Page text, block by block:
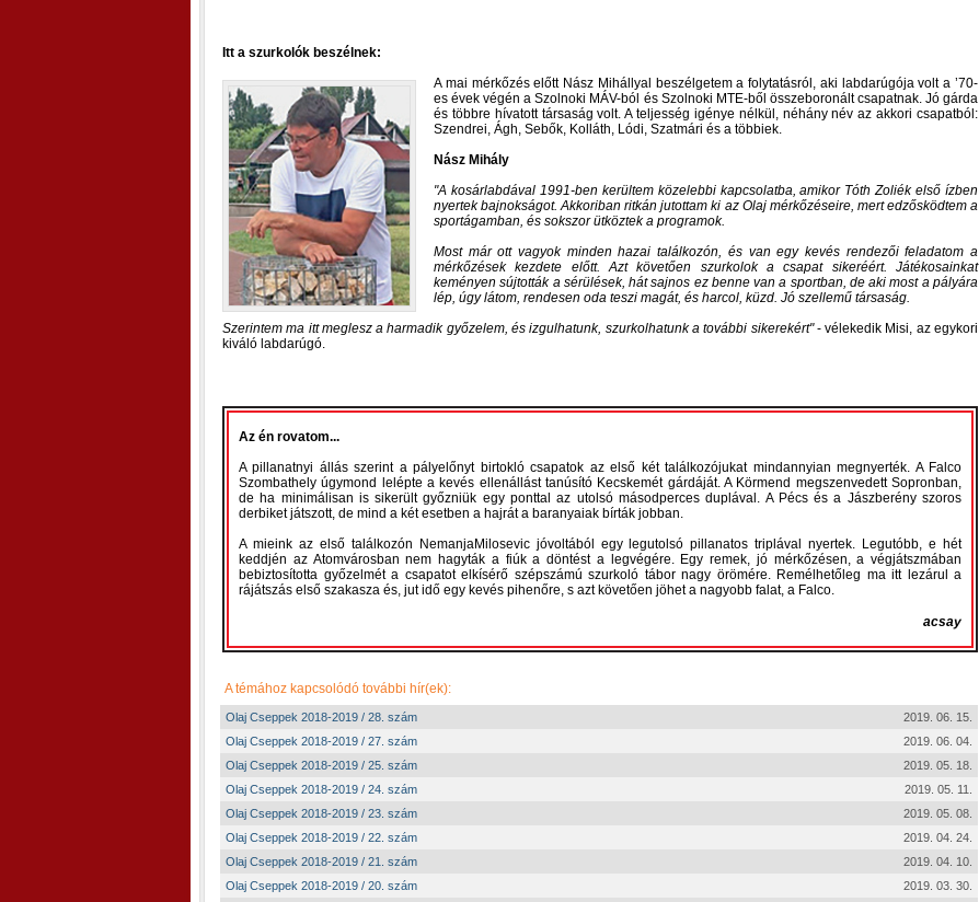
Itt a szurkolók beszélnek:
A mai mérkőzés előtt Nász Mihállyal beszélgetem a folytatásról, aki labdarúgója volt a ’70-
es évek végén a Szolnoki MÁV-ból és Szolnoki MTE-ből összeboronált csapatnak. Jó gárda
és többre hívatott társaság volt. A teljesség igénye nélkül, néhány név az akkori csapatból:
Szendrei, Ágh, Sebők, Kolláth, Lódi, Szatmári és a többiek.
Nász Mihály
A kosárlabdával 1991-ben kerültem közelebbi kapcsolatba, amikor Tóth Zoliék első ízben
nyertek bajnokságot. Akkoriban ritkán jutottam ki az Olaj mérkőzéseire, mert edzősködtem a
sportágamban, és sokszor ütköztek a programok.
Most már ott vagyok minden hazai találkozón, és van egy kevés rendezői feladatom a
mérkőzések kezdete előtt. Azt követően szurkolok a csapat sikeréért. Játékosainkat
keményen sújtották a sérülések, hát sajnos ez benne van a sportban, de aki most a pályára
lép, úgy látom, rendesen oda teszi magát, és harcol, küzd. Jó szellemű társaság.
Szerintem ma itt meglesz a harmadik győzelem, és izgulhatunk, szurkolhatunk a további sikerekért - vélekedik Misi, az egykori
kiváló labdarúgó.
Az én rovatom...
A pillanatnyi állás szerint a pályelőnyt birtokló csapatok az első két találkozójukat mindannyian megnyerték. A Falco
Szombathely úgymond lelépte a kevés ellenállást tanúsító Kecskemét gárdáját. A Körmend megszenvedett Sopronban,
de ha minimálisan is sikerült győzniük egy ponttal az utolsó másodperces duplával. A Pécs és a Jászberény szoros
derbiket játszott, de mind a két esetben a hajrát a baranyaiak bírták jobban.
A mieink az első találkozón NemanjaMilosevic jóvoltából egy legutolsó pillanatos triplával nyertek. Legutóbb, e hét
keddjén az Atomvárosban nem hagyták a fiúk a döntést a legvégére. Egy remek, jó mérkőzésen, a végjátszmában
bebiztosította győzelmét a csapatot elkísérő szépszámú szurkoló tábor nagy örömére. Remélhetőleg ma itt lezárul a
rájátszás első szakasza és, jut idő egy kevés pihenőre, s azt követően jöhet a nagyobb falat, a Falco.
acsay
A témához kapcsolódó további hír(ek):
Olaj Cseppek 2018-2019 / 28. szám
2019. 06. 15.
Olaj Cseppek 2018-2019 / 27. szám
2019. 06. 04.
Olaj Cseppek 2018-2019 / 25. szám
2019. 05. 18.
Olaj Cseppek 2018-2019 / 24. szám
2019. 05. 11.
Olaj Cseppek 2018-2019 / 23. szám
2019. 05. 08.
Olaj Cseppek 2018-2019 / 22. szám
2019. 04. 24.
Olaj Cseppek 2018-2019 / 21. szám
2019. 04. 10.
Olaj Cseppek 2018-2019 / 20. szám
2019. 03. 30.